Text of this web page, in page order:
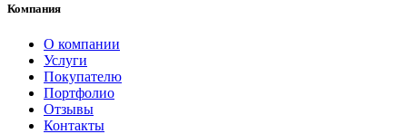
Компания
О компании
Услуги
Покупателю
Портфолио
Отзывы
Контакты